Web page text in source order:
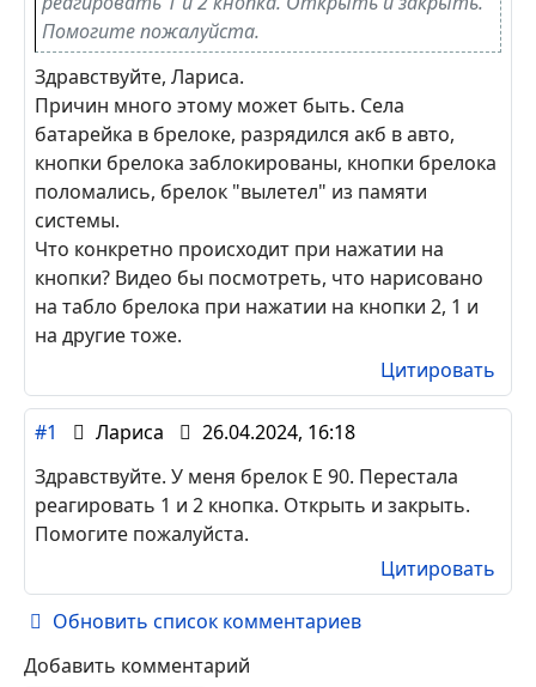
Помогите пожалуйста.
Здравствуйте, Лариса.
Причин много этому может быть. Села
батарейка в брелоке, разрядился акб в авто,
кнопки брелока заблокированы, кнопки брелока
поломались, брелок "вылетел" из памяти
системы.
Что конкретно происходит при нажатии на
кнопки? Видео бы посмотреть, что нарисовано
на табло брелока при нажатии на кнопки 2, 1 и
на другие тоже.
Цитировать
#1 Лариса
26.04.2024, 16:18
Здравствуйте. У меня брелок E 90. Перестала
реагировать 1 и 2 кнопка. Открыть и закрыть.
Помогите пожалуйста.
Цитировать
Обновить список комментариев
Добавить комментарий